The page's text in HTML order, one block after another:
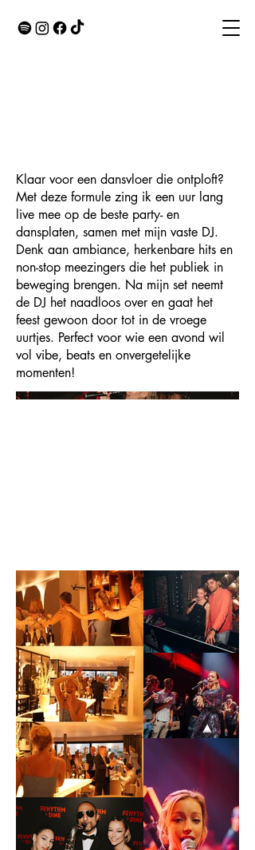
Klaar voor een dansvloer die ontploft?
Met deze formule zing ik een uur lang
live mee op de beste party- en
dansplaten, samen met mijn vaste DJ.
Denk aan ambiance, herkenbare hits en
non-stop meezingers die het publiek in
beweging brengen. Na mijn set neemt
de DJ het naadloos over en gaat het
feest gewoon door tot in de vroege
uurtjes. Perfect voor wie een avond wil
vol vibe, beats en onvergetelijke
momenten!